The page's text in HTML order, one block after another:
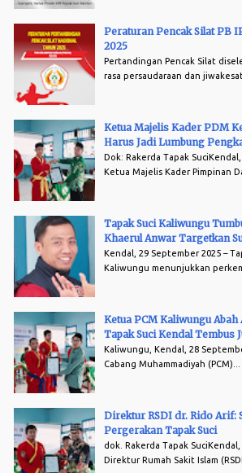
Peraturan Pencak Silat PB
2025
Pertandingan Pencak Silat
rasa persaudaraan dan
Ketua Majelis Kader PDM
Harus Jadi Lumbung
Dok: Rakerda Tapak
Ketua Majelis Kader Pimpinan
Tapak Suci Kaliwungu
Khaerul Anwar Targetkan
Kendal, 29 September 2025 –
Kaliwungu menunjukkan
Ketua PCM Kaliwungu
Tapak Suci Kendal Tembus
Kaliwungu, Kendal, 28
Cabang Muhammadiyah (PCM)...
Direktur RSDI dr. Rido Arif:
Pergerakan Tapak Suci
dok. Rakerda Tapak
Direktur Rumah Sakit Islam